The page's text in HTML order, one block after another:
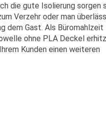
die gute Isolierung sorgen
Verzehr oder man
dem Gast. Als Büromahlzeit
ohne PLA Deckel
Kunden einen weiteren